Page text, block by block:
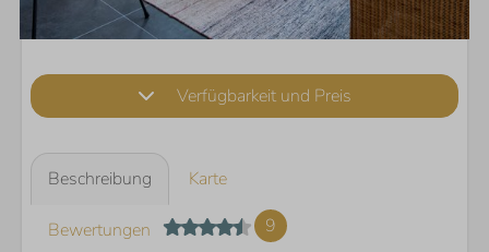
Verfügbarkeit und Preis
Beschreibung Karte
Bewertungen 9